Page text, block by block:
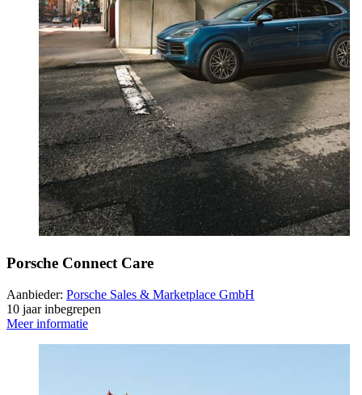
Porsche Connect Care
Aanbieder: Porsche Sales & Marketplace GmbH
10 jaar inbegrepen
Meer informatie